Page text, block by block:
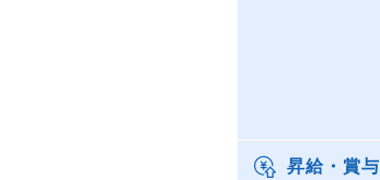
昇給・賞与